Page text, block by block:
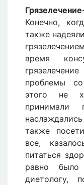
Конечно,
также
время
проблемы
этого не
принимали
также
все,
питаться
равно
диетологу,